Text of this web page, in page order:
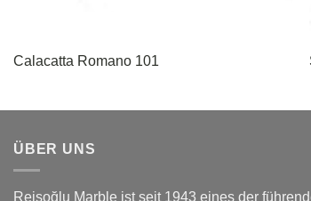
Calacatta Romano 101
ÜBER UNS
Reisoğlu Marble ist seit 1943 eines der